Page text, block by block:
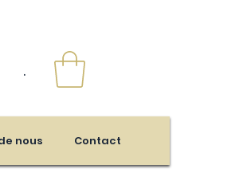
.
nous Contact